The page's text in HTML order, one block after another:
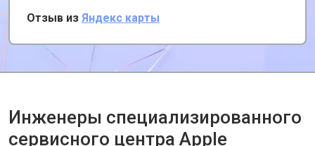
Отзыв из Яндекс карты
Инженеры специализированного
сервисного центра Apple